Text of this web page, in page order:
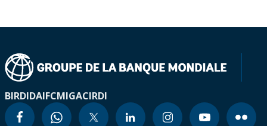
BIRDIDAIFCMIGACIRDI